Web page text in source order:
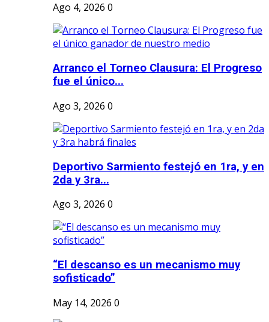
Ago 4, 2026 0
Arranco el Torneo Clausura: El Progreso
fue el único...
Ago 3, 2026 0
Deportivo Sarmiento festejó en 1ra, y en
2da y 3ra...
Ago 3, 2026 0
“El descanso es un mecanismo muy
sofisticado”
May 14, 2026 0